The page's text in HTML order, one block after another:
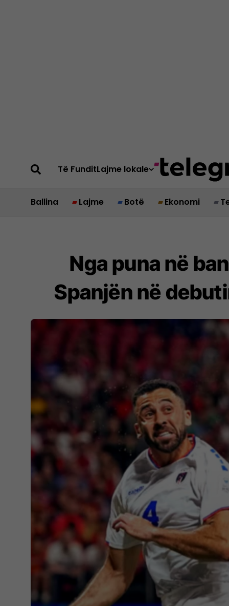
Të FunditLajme lokale
Ballina Lajme Botë Ekonomi
Nga puna në
Spanjën në